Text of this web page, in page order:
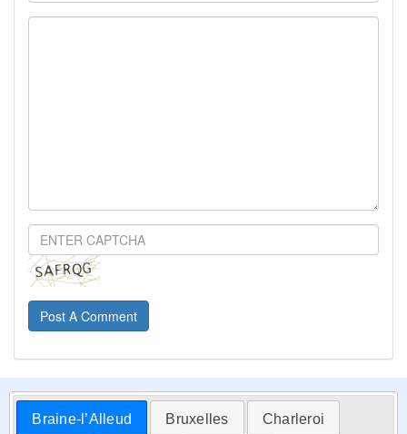
Post A Comment
Braine-l’Alleud Bruxelles Charleroi